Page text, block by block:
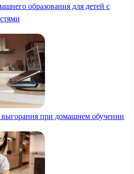
образования для детей с
при домашнем обучении